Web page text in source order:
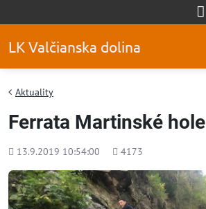
LK Valčianska dolina
Aktuality
Ferrata Martinské hole
Pridané
13.9.2019 10:54:00
Počet
4173